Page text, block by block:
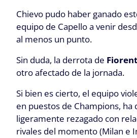
Chievo pudo haber ganado
equipo de Capello a venir
al menos un punto.
Sin duda, la derrota de
otro afectado de la jornada.
Si bien es cierto, el equipo
en puestos de Champions, ha
ligeramente rezagado con
rivales del momento (Milan e